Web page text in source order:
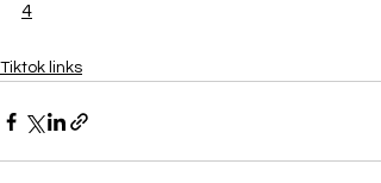
4
Tiktok links